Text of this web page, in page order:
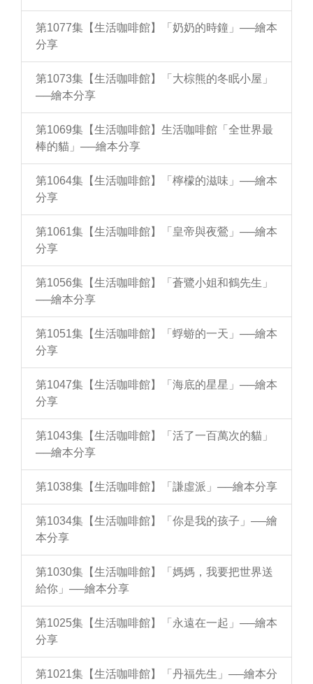
第1077集【生活咖啡館】「奶奶的時鐘」──繪本
分享
第1073集【生活咖啡館】「大棕熊的冬眠小屋」
──繪本分享
第1069集【生活咖啡館】生活咖啡館「全世界最
棒的貓」──繪本分享
第1064集【生活咖啡館】「檸檬的滋味」──繪本
分享
第1061集【生活咖啡館】「皇帝與夜鶯」──繪本
分享
第1056集【生活咖啡館】「蒼鷺小姐和鶴先生」
──繪本分享
第1051集【生活咖啡館】「蜉蝣的一天」──繪本
分享
第1047集【生活咖啡館】「海底的星星」──繪本
分享
第1043集【生活咖啡館】「活了一百萬次的貓」
──繪本分享
第1038集【生活咖啡館】「謙虛派」──繪本分享
第1034集【生活咖啡館】「你是我的孩子」──繪
本分享
第1030集【生活咖啡館】「媽媽，我要把世界送
給你」──繪本分享
第1025集【生活咖啡館】「永遠在一起」──繪本
分享
第1021集【生活咖啡館】「丹福先生」──繪本分